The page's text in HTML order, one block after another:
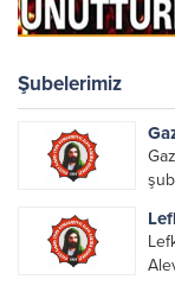
Şubelerimiz